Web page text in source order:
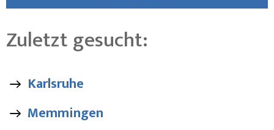
Zuletzt gesucht:
Karlsruhe
Memmingen